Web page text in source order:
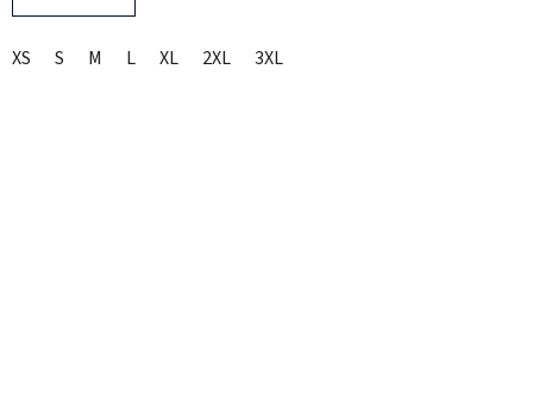
XS S M L XL 2XL 3XL